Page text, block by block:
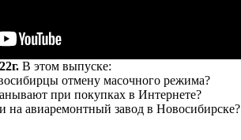
В этом выпуске:
отмену масочного режима?
при покупках в Интернете?
на авиаремонтный завод в Новосибирске?